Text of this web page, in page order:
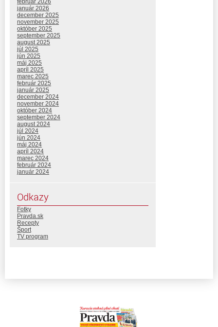
február 2026
január 2026
december 2025
november 2025
október 2025
september 2025
august 2025
júl 2025
jún 2025
máj 2025
apríl 2025
marec 2025
február 2025
január 2025
december 2024
november 2024
október 2024
september 2024
august 2024
júl 2024
jún 2024
máj 2024
apríl 2024
marec 2024
február 2024
január 2024
Odkazy
Fotky
Pravda.sk
Recepty
Šport
TV program